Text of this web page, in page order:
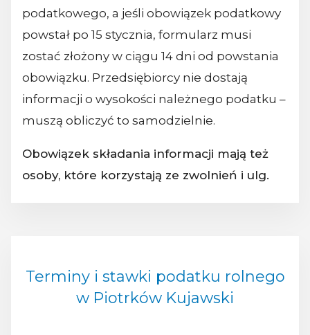
podatkowego, a jeśli obowiązek podatkowy
powstał po 15 stycznia, formularz musi
zostać złożony w ciągu 14 dni od powstania
obowiązku. Przedsiębiorcy nie dostają
informacji o wysokości należnego podatku –
muszą obliczyć to samodzielnie.
Obowiązek składania informacji mają też
osoby, które korzystają ze zwolnień i ulg.
Terminy i stawki podatku rolnego
w Piotrków Kujawski